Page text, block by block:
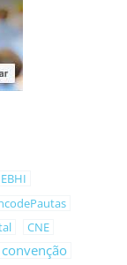
CNE
convenção